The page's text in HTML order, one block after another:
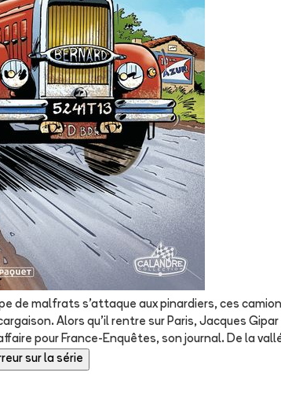
de malfrats s'attaque aux pinardiers, ces
Alors qu'il rentre sur Paris, Jacques
pour France-Enquêtes, son journal. De la
sur la série